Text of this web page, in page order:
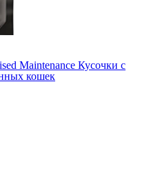
Maintenance Кусочки с
кошек